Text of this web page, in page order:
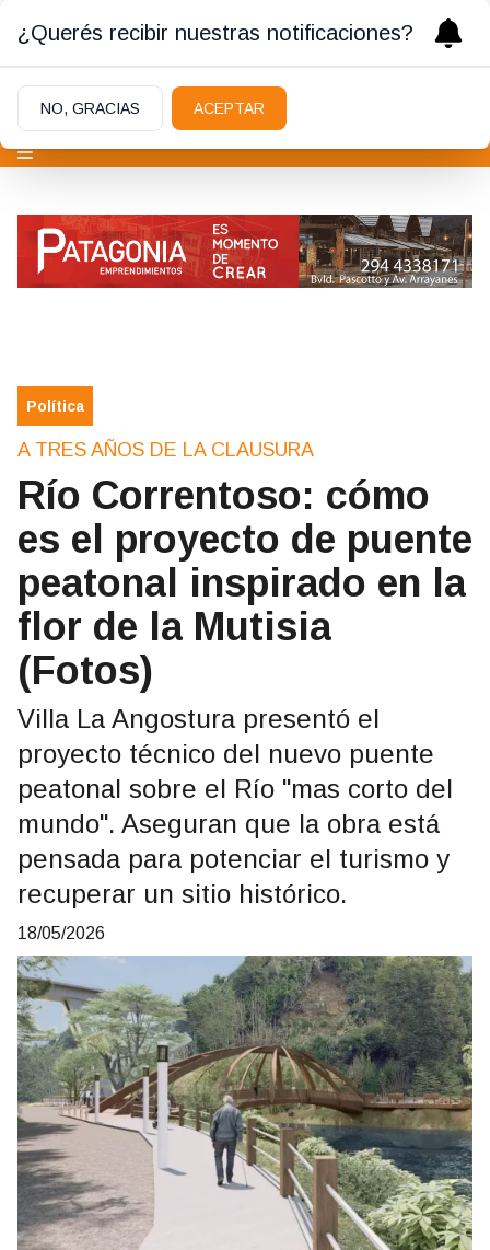
Política
A TRES AÑOS DE LA CLAUSURA
Río Correntoso: cómo
es el proyecto de puente
peatonal inspirado en la
flor de la Mutisia
(Fotos)
Villa La Angostura presentó el
proyecto técnico del nuevo puente
peatonal sobre el Río "mas corto del
mundo". Aseguran que la obra está
pensada para potenciar el turismo y
recuperar un sitio histórico.
18/05/2026
¿Querés recibir nuestras notificaciones?
NO, GRACIAS ACEPTAR